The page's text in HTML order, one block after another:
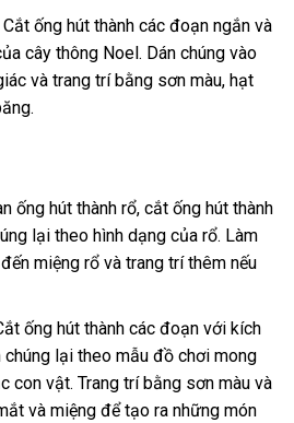
ống hút thành các đoạn ngắn và
cây thông Noel. Dán chúng vào
và trang trí bằng sơn màu, hạt
ống hút thành rổ, cắt ống hút thành
lại theo hình dạng của rổ. Làm
miệng rổ và trang trí thêm nếu
ống hút thành các đoạn với kích
chúng lại theo mẫu đồ chơi mong
con vật. Trang trí bằng sơn màu và
và miệng để tạo ra những món